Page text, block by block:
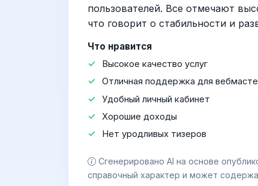
пользователей. Все отмечают
что говорит о стабильности и
Что нравится
Высокое качество услуг
Отличная поддержка для
Удобный личный кабинет
Хорошие доходы
Нет уродливых тизеров
Сгенерировано AI на основе
справочный характер и может